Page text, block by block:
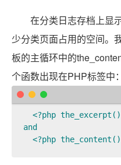
在分类日志存档上显
少分类页面占用的空间。
板的主循环中的
个函数出现在PHP标签中：
<?php
and
<?php